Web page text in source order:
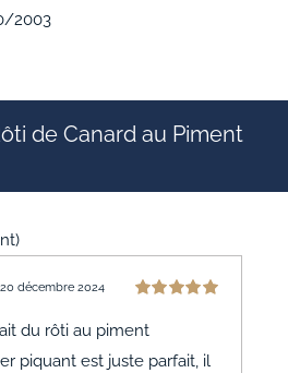
2003
de Canard au Piment
20 décembre 2024
du rôti au piment
piquant est juste parfait, il